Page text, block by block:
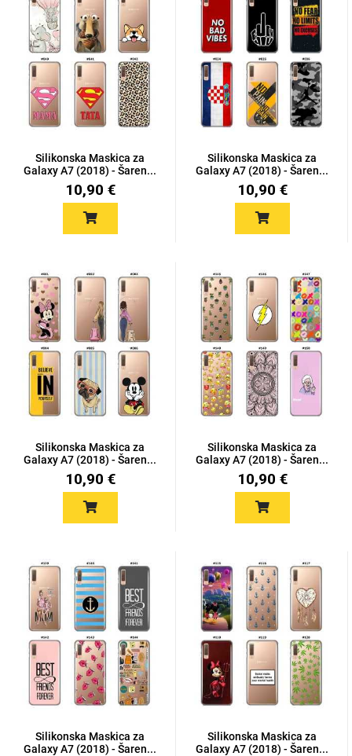
Silikonska Maskica za
Galaxy A7 (2018) - Šaren...
10,90 €
Silikonska Maskica za
Galaxy A7 (2018) - Šaren...
10,90 €
Silikonska Maskica za
Galaxy A7 (2018) - Šaren...
10,90 €
Silikonska Maskica za
Galaxy A7 (2018) - Šaren...
10,90 €
Silikonska Maskica za
Galaxy A7 (2018) - Šaren...
Silikonska Maskica za
Galaxy A7 (2018) - Šaren...